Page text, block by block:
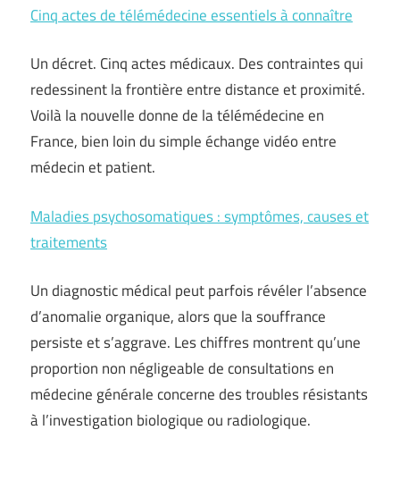
Cinq actes de télémédecine essentiels à connaître
Un décret. Cinq actes médicaux. Des contraintes qui
redessinent la frontière entre distance et proximité.
Voilà la nouvelle donne de la télémédecine en
France, bien loin du simple échange vidéo entre
médecin et patient.
Maladies psychosomatiques : symptômes, causes et
traitements
Un diagnostic médical peut parfois révéler l’absence
d’anomalie organique, alors que la souffrance
persiste et s’aggrave. Les chiffres montrent qu’une
proportion non négligeable de consultations en
médecine générale concerne des troubles résistants
à l’investigation biologique ou radiologique.